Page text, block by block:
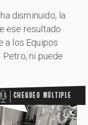
disminuido, la
ese resultado
a los Equipos
ni puede
Chequeo Múltiple